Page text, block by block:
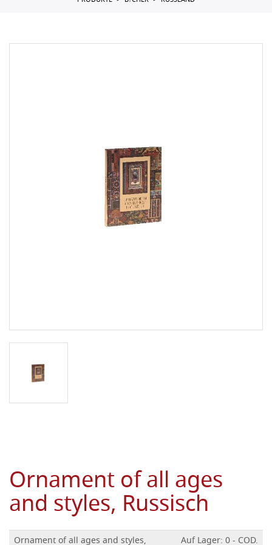
Ornament of all ages
and styles, Russisch
Ornament of all ages and styles, Auf Lager: 0 - COD.